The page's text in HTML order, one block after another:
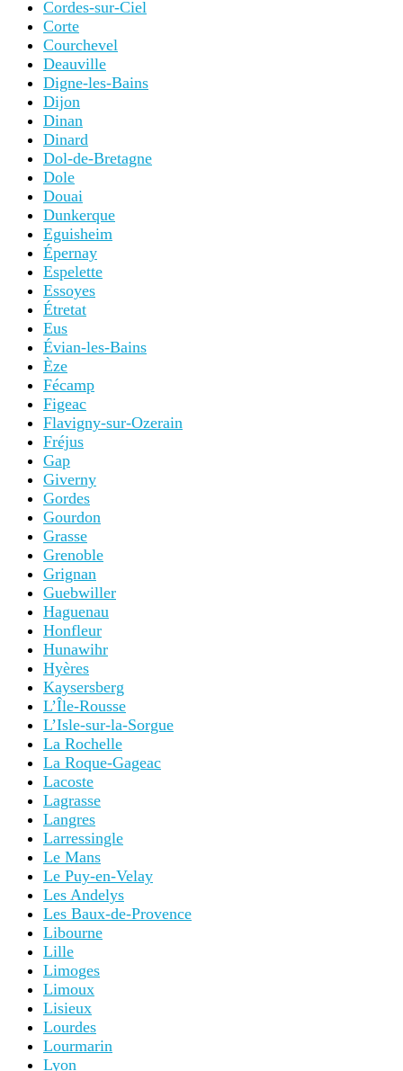
Cordes-sur-Ciel
Corte
Courchevel
Deauville
Digne-les-Bains
Dijon
Dinan
Dinard
Dol-de-Bretagne
Dole
Douai
Dunkerque
Eguisheim
Épernay
Espelette
Essoyes
Étretat
Eus
Évian-les-Bains
Èze
Fécamp
Figeac
Flavigny-sur-Ozerain
Fréjus
Gap
Giverny
Gordes
Gourdon
Grasse
Grenoble
Grignan
Guebwiller
Haguenau
Honfleur
Hunawihr
Hyères
Kaysersberg
L’Île-Rousse
L’Isle-sur-la-Sorgue
La Rochelle
La Roque-Gageac
Lacoste
Lagrasse
Langres
Larressingle
Le Mans
Le Puy-en-Velay
Les Andelys
Les Baux-de-Provence
Libourne
Lille
Limoges
Limoux
Lisieux
Lourdes
Lourmarin
Lyon